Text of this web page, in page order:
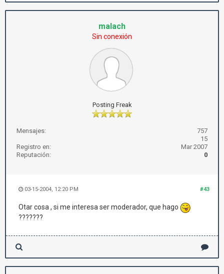
malach
Sin conexión
Posting Freak
Mensajes:
757
15
Registro en:
Mar 2007
Reputación:
0
#43
03-15-2004, 12:20 PM
Otar cosa , si me interesa ser moderador, que hago
???????